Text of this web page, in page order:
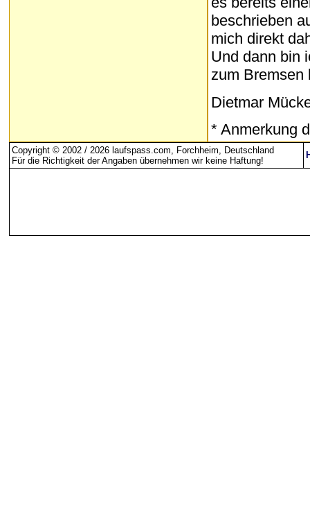
beschrieben
mich direkt
Und dann bin
zum Bremsen
Dietmar
* Anmerkung
Copyright © 2002 / 2026 laufspass.com, Forchheim, Deutschland
Für die Richtigkeit der Angaben übernehmen wir keine Haftung!